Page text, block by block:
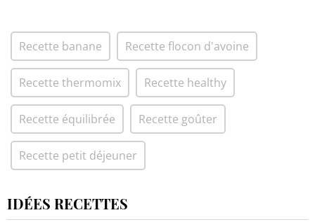
Recette banane Recette flocon d'avoine
Recette thermomix Recette healthy
Recette équilibrée Recette goûter
Recette petit déjeuner
IDÉES RECETTES